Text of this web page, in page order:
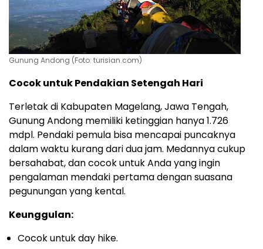
Gunung Andong (Foto: turisian.com)
Cocok untuk Pendakian Setengah Hari
Terletak di Kabupaten Magelang, Jawa Tengah,
Gunung Andong memiliki ketinggian hanya 1.726
mdpl. Pendaki pemula bisa mencapai puncaknya
dalam waktu kurang dari dua jam. Medannya cukup
bersahabat, dan cocok untuk Anda yang ingin
pengalaman mendaki pertama dengan suasana
pegunungan yang kental.
Keunggulan:
Cocok untuk day hike.